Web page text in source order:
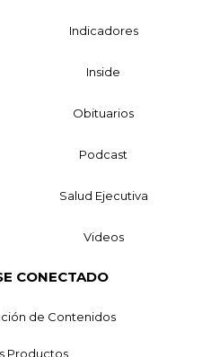
Indicadores
Inside
Obituarios
Podcast
Salud Ejecutiva
Videos
CONECTADO
de Contenidos
Productos